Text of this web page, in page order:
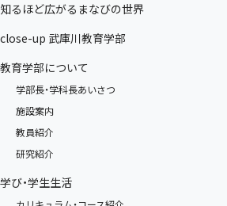
知るほど広がるまなびの世界
close-up 武庫川教育学部
教育学部について
学部長・学科長あいさつ
施設案内
教員紹介
研究紹介
学び・学生生活